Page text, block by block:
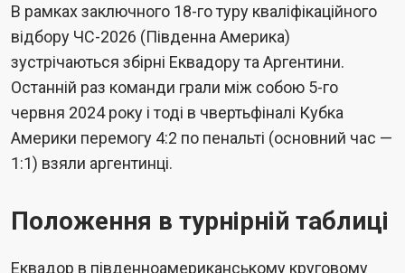
В рамках заключного 18-го туру кваліфікаційного
відбору ЧС-2026 (Південна Америка)
зустрічаються збірні Еквадору та Аргентини.
Останній раз команди грали між собою 5-го
червня 2024 року і тоді в чвертьфіналі Кубка
Америки перемогу 4:2 по пенальті (основний час —
1:1) взяли аргентинці.
Положення в турнірній таблиці
Еквадор в південноамериканському круговому